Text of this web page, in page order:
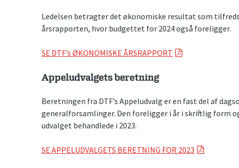
Ledelsen betragter det økonomiske resultat som
årsrapporten, hvor budgettet for 2024 også foreligger.
SE DTF’s ØKONOMISKE ÅRSRAPPORT
Appeludvalgets beretning
Beretningen fra DTF’s Appeludvalg er en fast del af
generalforsamlinger. Den foreligger i år i skriftlig form
udvalget behandlede i 2023.
SE APPELUDVALGETS BERETNING FOR 2023